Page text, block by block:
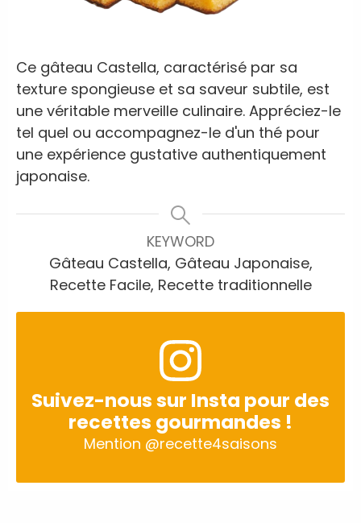
Ce gâteau Castella, caractérisé par sa
texture spongieuse et sa saveur subtile, est
une véritable merveille culinaire. Appréciez-le
tel quel ou accompagnez-le d'un thé pour
une expérience gustative authentiquement
japonaise.
KEYWORD
Gâteau Castella, Gâteau Japonaise,
Recette Facile, Recette traditionnelle
Suivez-nous sur Insta pour des
recettes gourmandes !
Mention @recette4saisons